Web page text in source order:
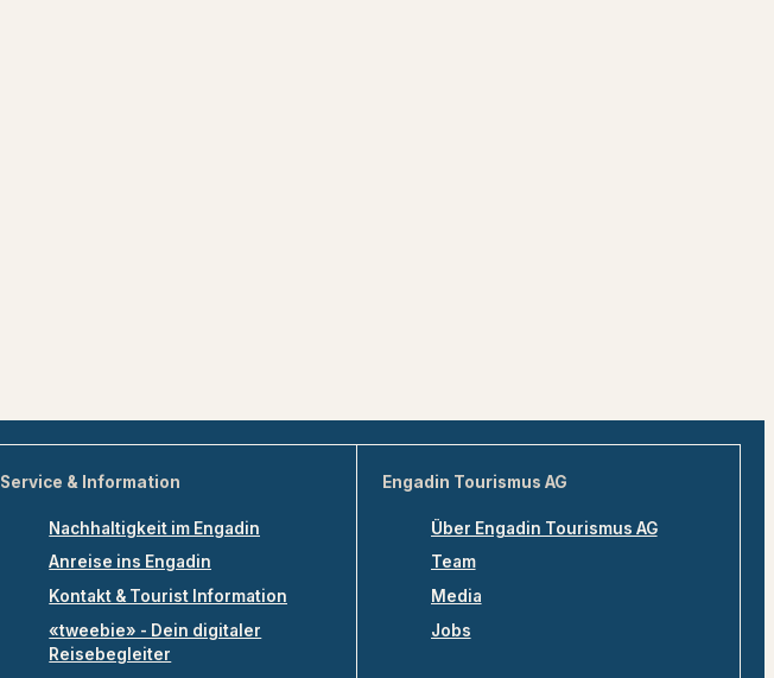
Service & Information
Nachhaltigkeit im Engadin
Anreise ins Engadin
Kontakt & Tourist Information
«tweebie» - Dein digitaler
Reisebegleiter
Engadin Tourismus AG
Über Engadin Tourismus AG
Team
Media
Jobs